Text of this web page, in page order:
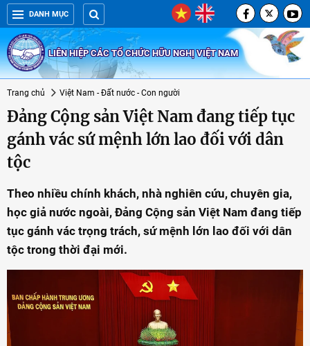
DANH MỤC
LIÊN HIỆP CÁC TỔ CHỨC HỮU NGHỊ VIỆT NAM
Trang chủ Việt Nam - Đất nước - Con người
Đảng Cộng sản Việt Nam đang tiếp tục
gánh vác sứ mệnh lớn lao đối với dân
tộc
Theo nhiều chính khách, nhà nghiên cứu, chuyên gia,
học giả nước ngoài, Đảng Cộng sản Việt Nam đang tiếp
tục gánh vác trọng trách, sứ mệnh lớn lao đối với dân
tộc trong thời đại mới.